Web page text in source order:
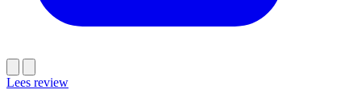
Lees review